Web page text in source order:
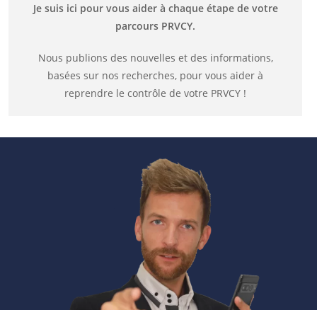
Je suis ici pour vous aider à chaque étape de votre
parcours PRVCY.
Nous publions des nouvelles et des informations,
basées sur nos recherches, pour vous aider à
reprendre le contrôle de votre PRVCY !